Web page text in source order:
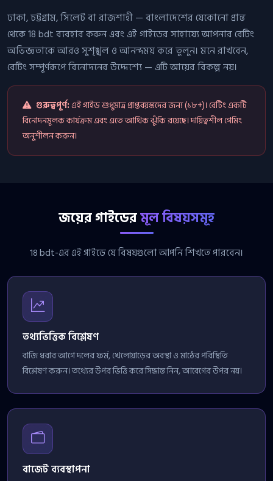
ঢাকা, চট্টগ্রাম, সিলেট বা রাজশাহী — বাংলাদেশের যেকোনো প্রান্ত
থেকে 18 bdt ব্যবহার করুন এবং এই গাইডের সাহায্যে আপনার বেটিং
অভিজ্ঞতাকে আরও সুশৃঙ্খল ও আনন্দময় করে তুলুন। মনে রাখবেন,
বেটিং সম্পূর্ণরূপে বিনোদনের উদ্দেশ্যে — এটি আয়ের বিকল্প নয়।
গুরুত্বপূর্ণ:এই গাইড শুধুমাত্র প্রাপ্তবয়স্কদের জন্য (১৮+)। বেটিং একটি
বিনোদনমূলক কার্যক্রম এবং এতে আর্থিক ঝুঁকি রয়েছে। দায়িত্বশীল গেমিং
অনুশীলন করুন।
জয়ের গাইডেরমূল বিষয়সমূহ
18 bdt-এর এই গাইডে যে বিষয়গুলো আপনি শিখতে পারবেন।
তথ্যভিত্তিক বিশ্লেষণ
বাজি ধরার আগে দলের ফর্ম, খেলোয়াড়ের অবস্থা ও মাঠের পরিস্থিতি
বিশ্লেষণ করুন। তথ্যের উপর ভিত্তি করে সিদ্ধান্ত নিন, আবেগের উপর নয়।
বাজেট ব্যবস্থাপনা